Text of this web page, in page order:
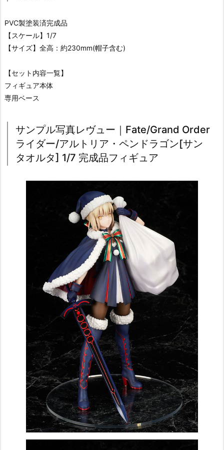
PVC製塗装済完成品
【スケール】1/7
【サイズ】全高：約230mm(帽子含む)
【セット内容一覧】
フィギュア本体
専用ベース
サンプル写真レヴュー｜Fate/Grand Order
ライダー/アルトリア・ペンドラゴン[サン
タオルタ] 1/7 完成品フィギュア